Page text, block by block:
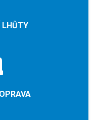
LHŮTY